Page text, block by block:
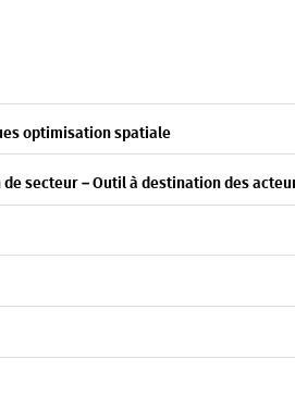
optimisation spatiale
secteur – Outil à destination des